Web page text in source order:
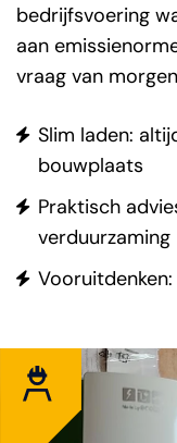
bedrijfsvoering
aan
vraag van
Slim laden:
bouwplaats
Praktisch
verduurzaming